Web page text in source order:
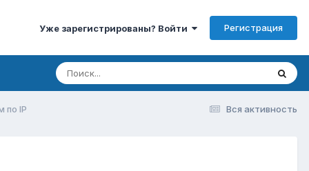
Уже зарегистрированы? Войти Регистрация
Вся активность
по IP